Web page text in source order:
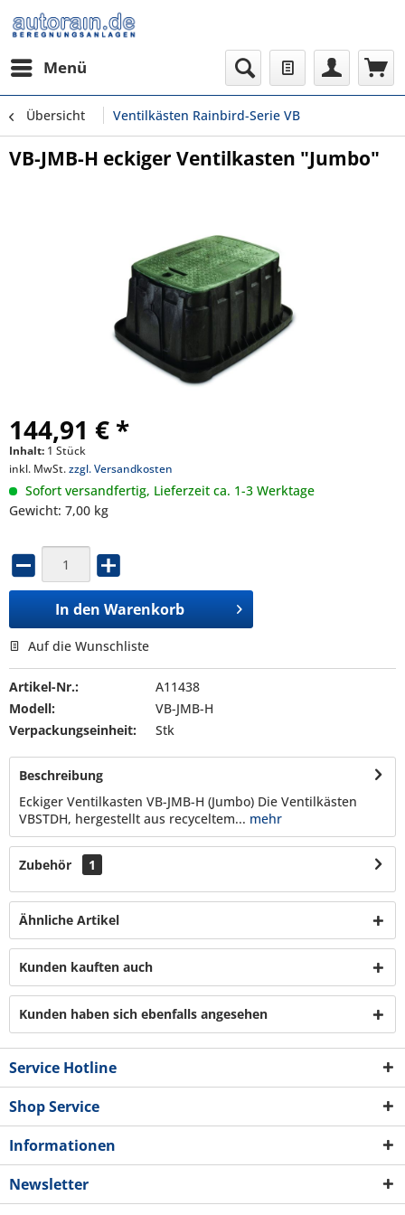
Menü
Übersicht Ventilkästen Rainbird-Serie VB
VB-JMB-H eckiger Ventilkasten "Jumbo"
144,91 € *
Inhalt: 1 Stück
inkl. MwSt.zzgl. Versandkosten
Sofort versandfertig, Lieferzeit ca. 1-3 Werktage
Gewicht: 7,00 kg
In den Warenkorb
Auf die Wunschliste
Artikel-Nr.:
A11438
Modell:
VB-JMB-H
Verpackungseinheit:
Stk
Beschreibung
Eckiger Ventilkasten VB-JMB-H (Jumbo) Die Ventilkästen
VBSTDH, hergestellt aus recyceltem... mehr
Zubehör 1
Ähnliche Artikel
Kunden kauften auch
Kunden haben sich ebenfalls angesehen
Service Hotline
Shop Service
Informationen
Newsletter